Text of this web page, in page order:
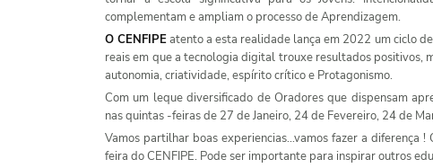
complementam e ampliam o processo de Aprendizagem.
O CENFIPEatento a esta realidade lança em 2022 um ciclo
reais em que a tecnologia digital trouxe resultados positivos,
autonomia, criatividade, espírito crítico e Protagonismo.
Com um leque diversificado de Oradores que dispensam
nas quintas -feiras de 27 de Janeiro, 24 de Fevereiro, 24 de
Vamos partilhar boas experiencias…vamos fazer a diferença
feira do CENFIPE. Pode ser importante para inspirar outros